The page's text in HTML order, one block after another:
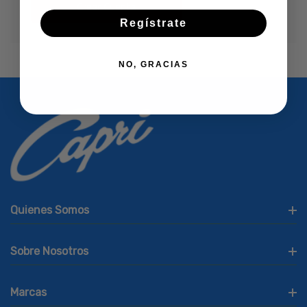
Crear Cuenta
Quienes Somos
Sobre Nosotros
Marcas
Regístrate
NO, GRACIAS